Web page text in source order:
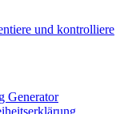
und kontrolliere
Generator